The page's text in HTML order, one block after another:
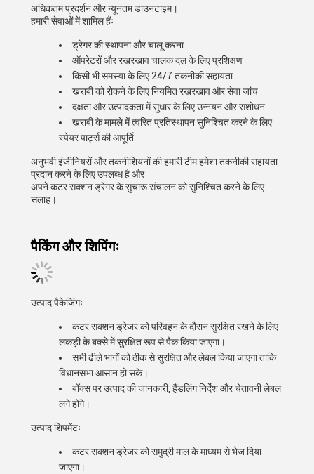
अधिकतम प्रदर्शन और न्यूनतम डाउनटाइम।
हमारी सेवाओं में शामिल हैंः
ड्रेगर की स्थापना और चालू करना
ऑपरेटरों और रखरखाव चालक दल के लिए प्रशिक्षण
किसी भी समस्या के लिए 24/7 तकनीकी सहायता
खराबी को रोकने के लिए नियमित रखरखाव और सेवा जांच
दक्षता और उत्पादकता में सुधार के लिए उन्नयन और संशोधन
खराबी के मामले में त्वरित प्रतिस्थापन सुनिश्चित करने के लिए
स्पेयर पार्ट्स की आपूर्ति
अनुभवी इंजीनियरों और तकनीशियनों की हमारी टीम हमेशा तकनीकी सहायता
प्रदान करने के लिए उपलब्ध है और
अपने कटर सक्शन ड्रेगर के सुचारू संचालन को सुनिश्चित करने के लिए
सलाह।
पैकिंग और शिपिंगः
उत्पाद पैकेजिंगः
कटर सक्शन ड्रेजर को परिवहन के दौरान सुरक्षित रखने के लिए
लकड़ी के बक्से में सुरक्षित रूप से पैक किया जाएगा।
सभी ढीले भागों को ठीक से सुरक्षित और लेबल किया जाएगा ताकि
विधानसभा आसान हो सके।
बॉक्स पर उत्पाद की जानकारी, हैंडलिंग निर्देश और चेतावनी लेबल
लगे होंगे।
उत्पाद शिपमेंटः
कटर सक्शन ड्रेजर को समुद्री माल के माध्यम से भेज दिया
जाएगा।